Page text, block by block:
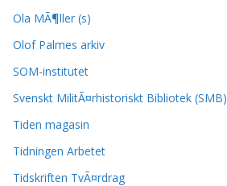
Ola MÃ¶ller (s)
Olof Palmes arkiv
SOM-institutet
Svenskt MilitÃ¤rhistoriskt Bibliotek (SMB)
Tiden magasin
Tidningen Arbetet
Tidskriften TvÃ¤rdrag